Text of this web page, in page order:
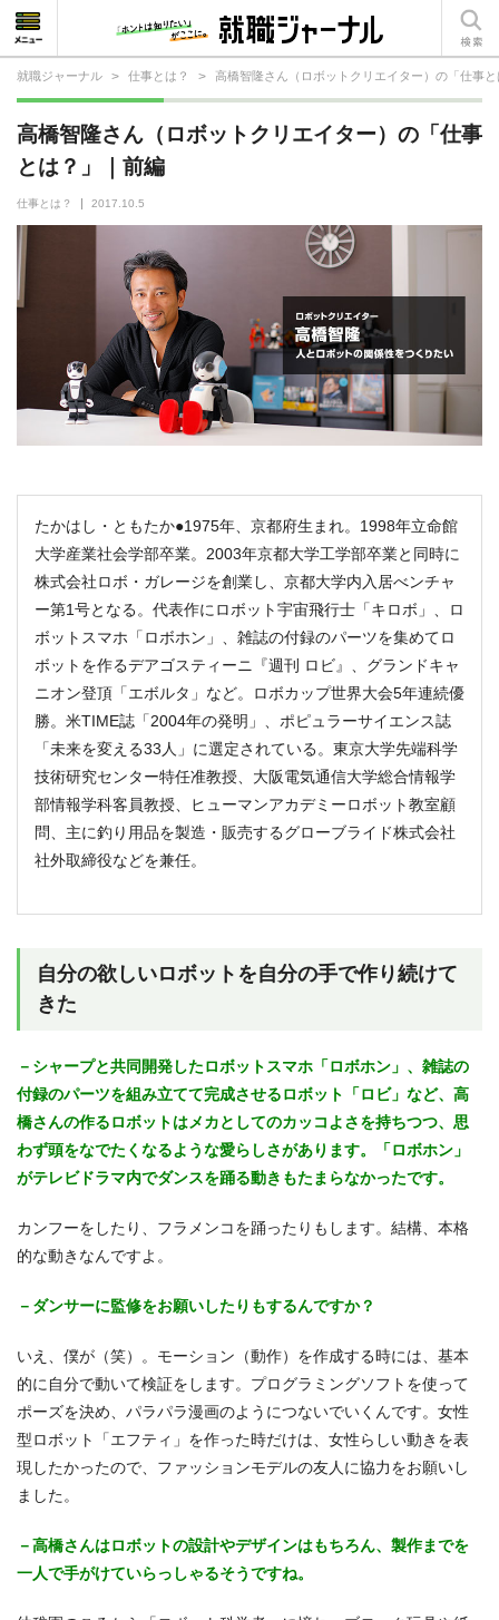
就職ジャーナル > 仕事とは？ > 高橋智隆さん（ロボットクリエイター）の「仕事
高橋智隆さん（ロボットクリエイター）の「仕事
とは？」｜前編
仕事とは？ 2017.10.5
たかはし・ともたか●1975年、京都府生まれ。1998年立命館
大学産業社会学部卒業。2003年京都大学工学部卒業と同時に
株式会社ロボ・ガレージを創業し、京都大学内入居べンチャ
ー第1号となる。代表作にロボット宇宙飛行士「キロボ」、ロ
ボットスマホ「ロボホン」、雑誌の付録のパーツを集めてロ
ボットを作るデアゴスティーニ『週刊 ロビ』、グランドキャ
ニオン登頂「エボルタ」など。ロボカップ世界大会5年連続優
勝。米TIME誌「2004年の発明」、ポピュラーサイエンス誌
「未来を変える33人」に選定されている。東京大学先端科学
技術研究センター特任准教授、大阪電気通信大学総合情報学
部情報学科客員教授、ヒューマンアカデミーロボット教室顧
問、主に釣り用品を製造・販売するグローブライド株式会社
社外取締役などを兼任。
自分の欲しいロボットを自分の手で作り続けて
きた
－シャープと共同開発したロボットスマホ「ロボホン」、雑誌の
付録のパーツを組み立てて完成させるロボット「ロビ」など、高
橋さんの作るロボットはメカとしてのカッコよさを持ちつつ、思
わず頭をなでたくなるような愛らしさがあります。「ロボホン」
がテレビドラマ内でダンスを踊る動きもたまらなかったです。
カンフーをしたり、フラメンコを踊ったりもします。結構、本格
的な動きなんですよ。
－ダンサーに監修をお願いしたりもするんですか？
いえ、僕が（笑）。モーション（動作）を作成する時には、基本
的に自分で動いて検証をします。プログラミングソフトを使って
ポーズを決め、パラパラ漫画のようにつないでいくんです。女性
型ロボット「エフティ」を作った時だけは、女性らしい動きを表
現したかったので、ファッションモデルの友人に協力をお願いし
ました。
－高橋さんはロボットの設計やデザインはもちろん、製作までを
一人で手がけていらっしゃるそうですね。
就活相談
就活ノウハウ
仕事の選び方・ヒント